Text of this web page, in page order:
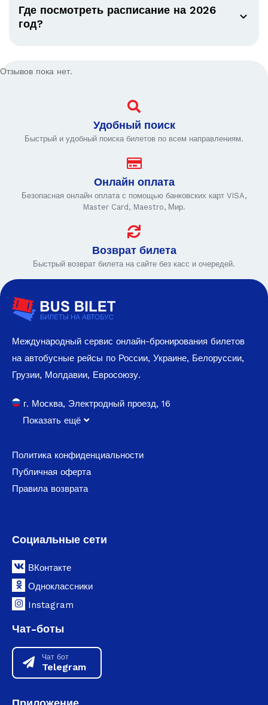
Где посмотреть расписание на 2026
год?
Отзывов пока нет.
Удобный поиск
Быстрый и удобный поиска билетов по всем направлениям.
Онлайн оплата
Безопасная онлайн оплата с помощью банковских карт VISA,
Master Card, Maestro, Мир.
Возврат билета
Быстрый возврат билета на сайте без касс и очередей.
Международный сервис онлайн-бронирования билетов
на автобусные рейсы по России, Украине, Белоруссии,
Грузии, Молдавии, Евросоюзу.
г. Москва, Электродный проезд, 16
Показать ещё
Политика конфиденциальности
Публичная оферта
Правила возврата
Социальные сети
ВКонтакте
Одноклассники
Instagram
Чат-боты
Чат бот
Telegram